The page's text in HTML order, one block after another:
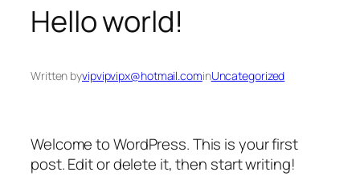
Hello world!
Written byvipvipvipx@hotmail.cominUncategorized
Welcome to WordPress. This is your first
post. Edit or delete it, then start writing!